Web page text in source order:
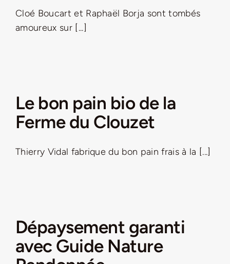
Cloé Boucart et Raphaël Borja sont tombés
amoureux sur [...]
Le bon pain bio de la
Ferme du Clouzet
Thierry Vidal fabrique du bon pain frais à la [...]
Dépaysement garanti
avec Guide Nature